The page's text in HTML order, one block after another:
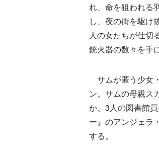
れ、命を狙われる
し、夜の街を駆け
人の女たちが仕切
銃火器の数々を手
サムが匿う少女
ン。サムの母親ス
か、3人の図書館
ー』のアンジェラ
する。